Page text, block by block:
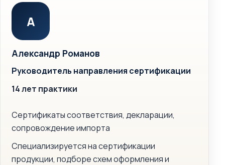
А
Александр Романов
Руководитель направления сертификации
14 лет практики
Сертификаты соответствия, декларации,
сопровождение импорта
Специализируется на сертификации
продукции, подборе схем оформления и